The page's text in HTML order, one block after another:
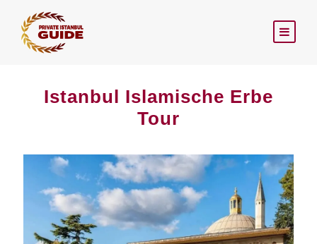
Istanbul Islamische Erbe
Tour